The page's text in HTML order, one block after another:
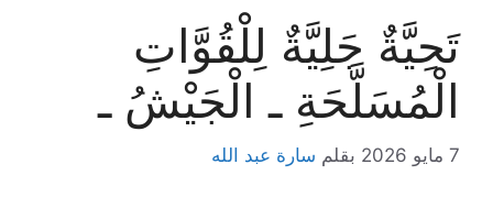
تَحِيَّةٌ جَلِيَّةٌ لِلْقُوَّاتِ
الْمُسَلَّحَةِ ـ الْجَيْشُ ـ
7 مايو 2026 بقلم سارة عبد الله